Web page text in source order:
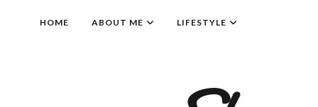
HOME ABOUT ME LIFESTYLE